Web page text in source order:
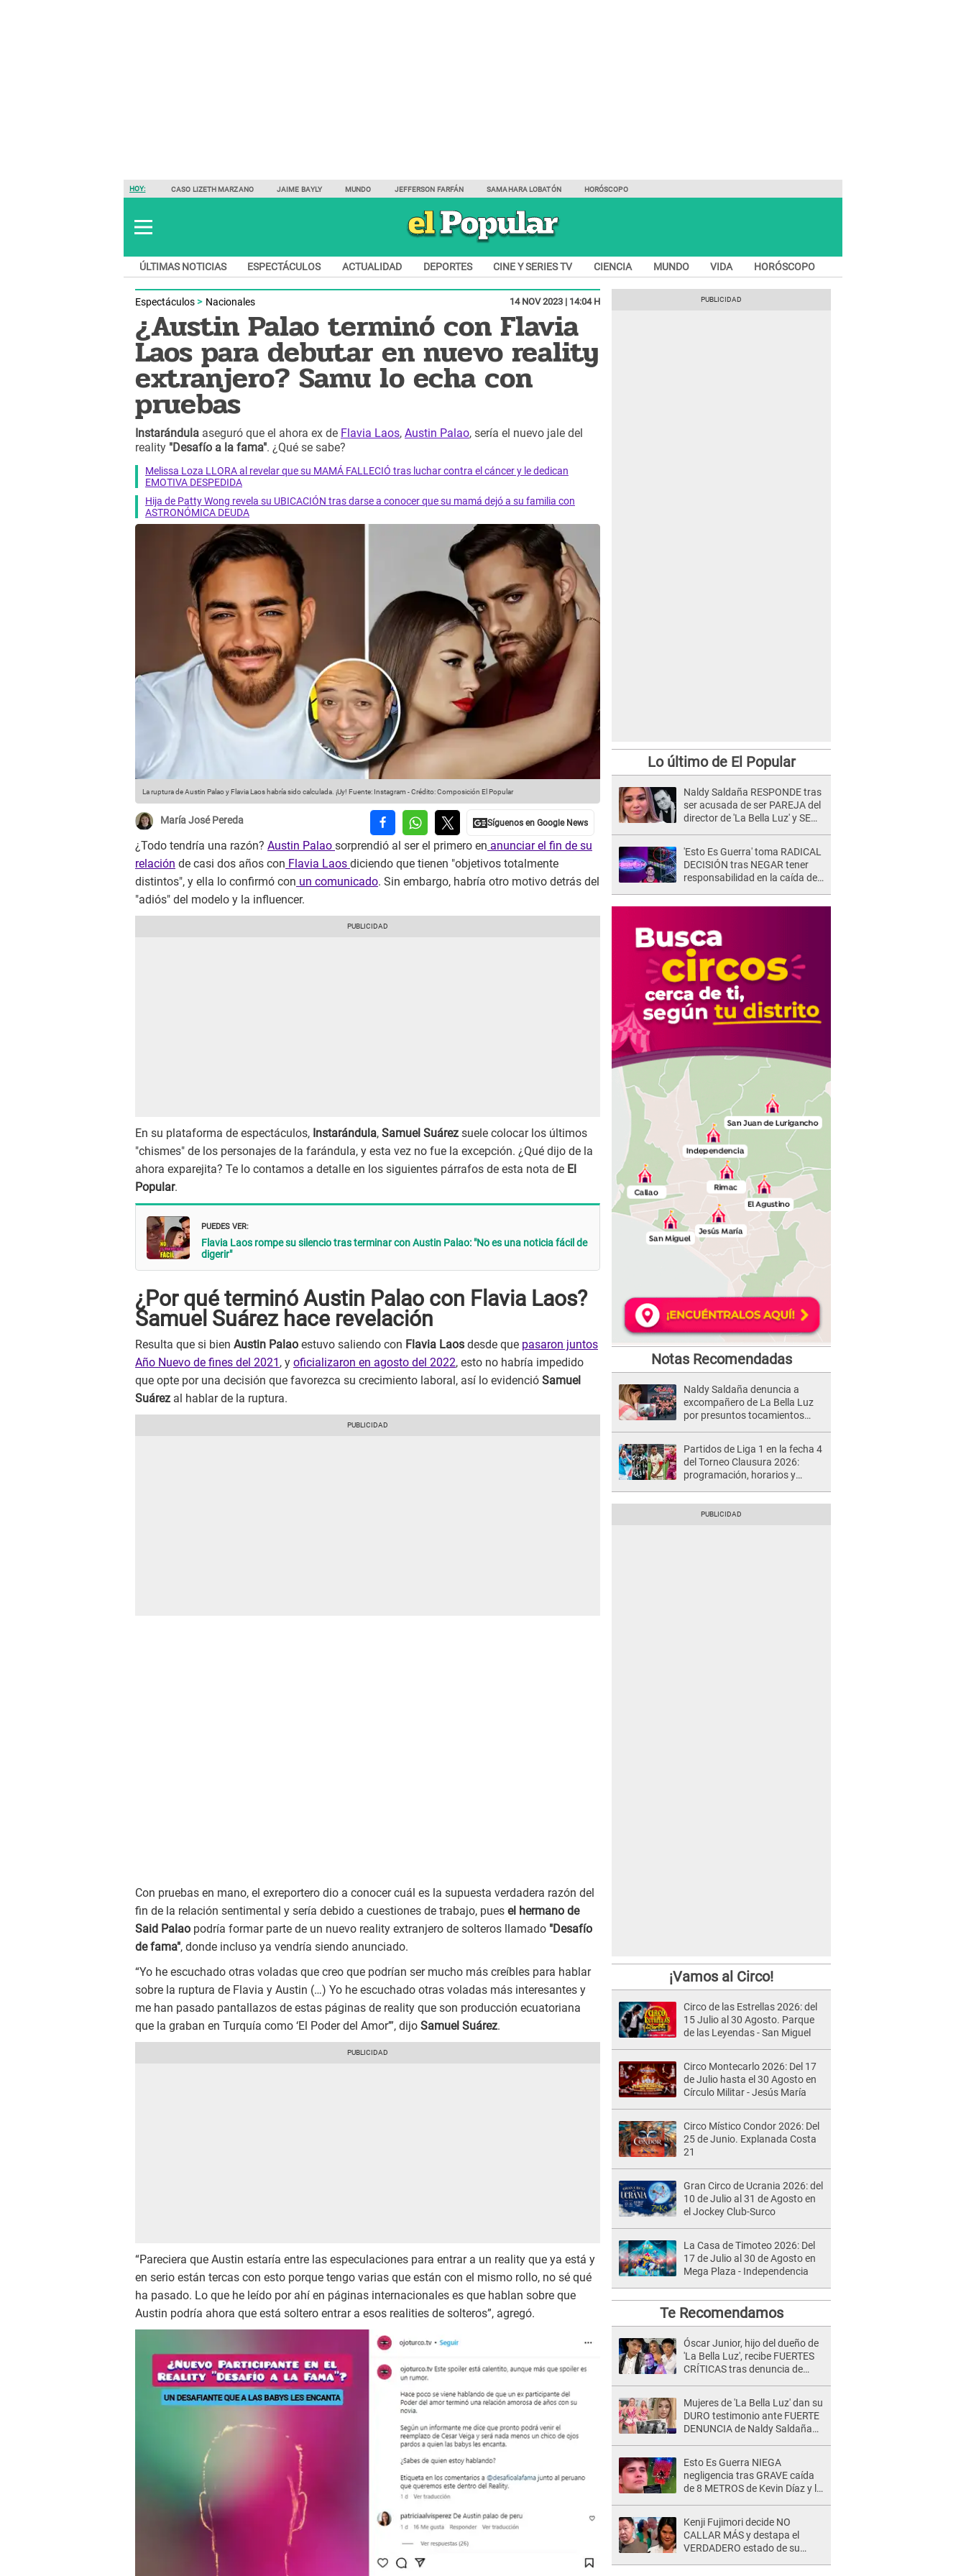
HOY: CASO LIZETH MARZANO JAIME BAYLY MUNDO JEFFERSON FARFÁN SAMAHARA LOBATÓN HORÓSCOPO
ÚLTIMAS NOTICIAS ESPECTÁCULOS ACTUALIDAD DEPORTES CINE Y SERIES TV CIENCIA MUNDO VIDA HORÓSCOPO
Espectáculos Nacionales 14 NOV 2023 | 14:04 H
¿Austin Palao terminó con Flavia
Laos para debutar en nuevo reality
extranjero? Samu lo echa con
pruebas
Instarándula aseguró que el ahora ex de Flavia Laos, Austin Palao, sería el nuevo jale del
reality "Desafío a la fama". ¿Qué se sabe?
Melissa Loza LLORA al revelar que su MAMÁ FALLECIÓ tras luchar contra el cáncer y le dedican
EMOTIVA DESPEDIDA
Hija de Patty Wong revela su UBICACIÓN tras darse a conocer que su mamá dejó a su familia con
ASTRONÓMICA DEUDA
La ruptura de Austin Palao y Flavia Laos habría sido calculada. ¡Uy! Fuente: Instagram -Crédito: Composición El Popular
María José Pereda
¿Todo tendría una razón? Austin Palao sorprendió al ser el primero en anunciar el fin de su
relación de casi dos años con Flavia Laos diciendo que tienen "objetivos totalmente
distintos", y ella lo confirmó con un comunicado. Sin embargo, habría otro motivo detrás del
"adiós" del modelo y la influencer.
En su plataforma de espectáculos, Instarándula, Samuel Suárez suele colocar los últimos
"chismes" de los personajes de la farándula, y esta vez no fue la excepción. ¿Qué dijo de la
ahora exparejita? Te lo contamos a detalle en los siguientes párrafos de esta nota de El
Popular.
PUEDES VER:
Flavia Laos rompe su silencio tras terminar con Austin Palao: "No es una noticia fácil de
digerir"
¿Por qué terminó Austin Palao con Flavia Laos?
Samuel Suárez hace revelación
Resulta que si bien Austin Palao estuvo saliendo con Flavia Laos desde que pasaron juntos
Año Nuevo de fines del 2021 , y oficializaron en agosto del 2022, esto no habría impedido
que opte por una decisión que favorezca su crecimiento laboral, así lo evidenció Samuel
Suárez al hablar de la ruptura.
Con pruebas en mano, el exreportero dio a conocer cuál es la supuesta verdadera razón del
fin de la relación sentimental y sería debido a cuestiones de trabajo, pues el hermano de
Said Palao podría formar parte de un nuevo reality extranjero de solteros llamado "Desafío
de fama", donde incluso ya vendría siendo anunciado.
“Yo he escuchado otras voladas que creo que podrían ser mucho más creíbles para hablar
sobre la ruptura de Flavia y Austin (…) Yo he escuchado otras voladas más interesantes y
me han pasado pantallazos de estas páginas de reality que son producción ecuatoriana
que la graban en Turquía como ‘El Poder del Amor’”, dijo Samuel Suárez.
“Pareciera que Austin estaría entre las especulaciones para entrar a un reality que ya está y
en serio están tercas con esto porque tengo varias que están con el mismo rollo, no sé qué
ha pasado. Lo que he leído por ahí en páginas internacionales es que hablan sobre que
Austin podría ahora que está soltero entrar a esos realities de solteros”, agregó.
Lo último de El Popular
Naldy Saldaña RESPONDE tras
ser acusada de ser PAREJA del
director de 'La Bella Luz' y SE
'Esto Es Guerra' toma RADICAL
DECISIÓN tras NEGAR tener
responsabilidad en la caída de
Notas Recomendadas
Naldy Saldaña denuncia a
excompañero de La Bella Luz
por presuntos tocamientos
Partidos de Liga 1 en la fecha 4
del Torneo Clausura 2026:
programación, horarios y
¡Vamos al Circo!
Circo de las Estrellas 2026: del
15 Julio al 30 Agosto. Parque
de las Leyendas - San Miguel
Circo Montecarlo 2026: Del 17
de Julio hasta el 30 Agosto en
Círculo Militar - Jesús María
Circo Místico Condor 2026: Del
25 de Junio. Explanada Costa
21
Gran Circo de Ucrania 2026: del
10 de Julio al 31 de Agosto en
el Jockey Club-Surco
La Casa de Timoteo 2026: Del
17 de Julio al 30 de Agosto en
Mega Plaza - Independencia
Te Recomendamos
Óscar Junior, hijo del dueño de
'La Bella Luz', recibe FUERTES
CRÍTICAS tras denuncia de
Mujeres de 'La Bella Luz' dan su
DURO testimonio ante FUERTE
DENUNCIA de Naldy Saldaña
Esto Es Guerra NIEGA
negligencia tras GRAVE caída
de 8 METROS de Kevin Díaz y lo
Kenji Fujimori decide NO
CALLAR MÁS y destapa el
VERDADERO estado de su